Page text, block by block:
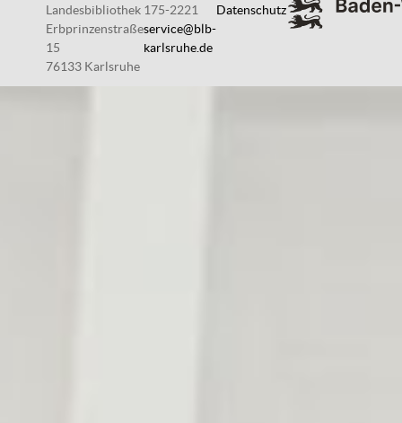
Landesbibliothek
Erbprinzenstraße
15
76133 Karlsruhe
175-2221
service@blb-
karlsruhe.de
Datenschutz